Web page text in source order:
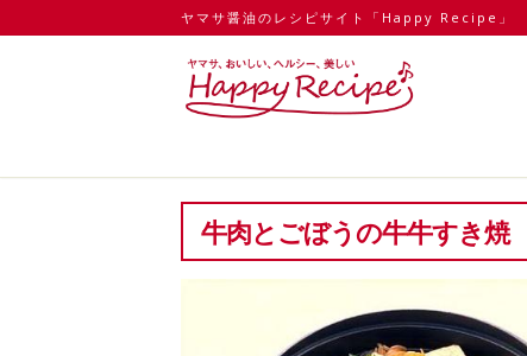
ヤマサ醤油のレシピサイト「Happy Recipe」
牛肉とごぼうの牛牛すき焼